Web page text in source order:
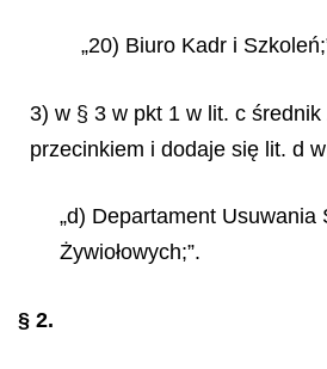
„20) Biuro Kadr i
3) w § 3 w pkt 1 w lit. c
przecinkiem i dodaje się lit. d
„d) Departament Usuwania
Żywiołowych;”.
§ 2.